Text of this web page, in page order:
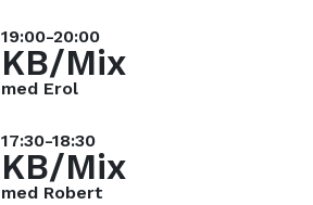
19:00-20:00
KB/Mix
med Erol
17:30-18:30
KB/Mix
med Robert